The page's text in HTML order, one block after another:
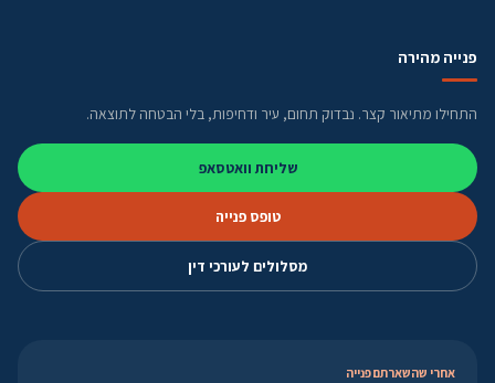
פנייה מהירה
התחילו מתיאור קצר. נבדוק תחום, עיר ודחיפות, בלי הבטחה לתוצאה.
שליחת וואטסאפ
טופס פנייה
מסלולים לעורכי דין
אחרי שהשארתם פנייה